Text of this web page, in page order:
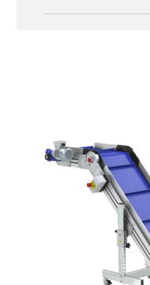
ausziehbare
aus
Beine aus
Schwenkräder
Förderfläche
mit Gliedern
Rippen aus PP